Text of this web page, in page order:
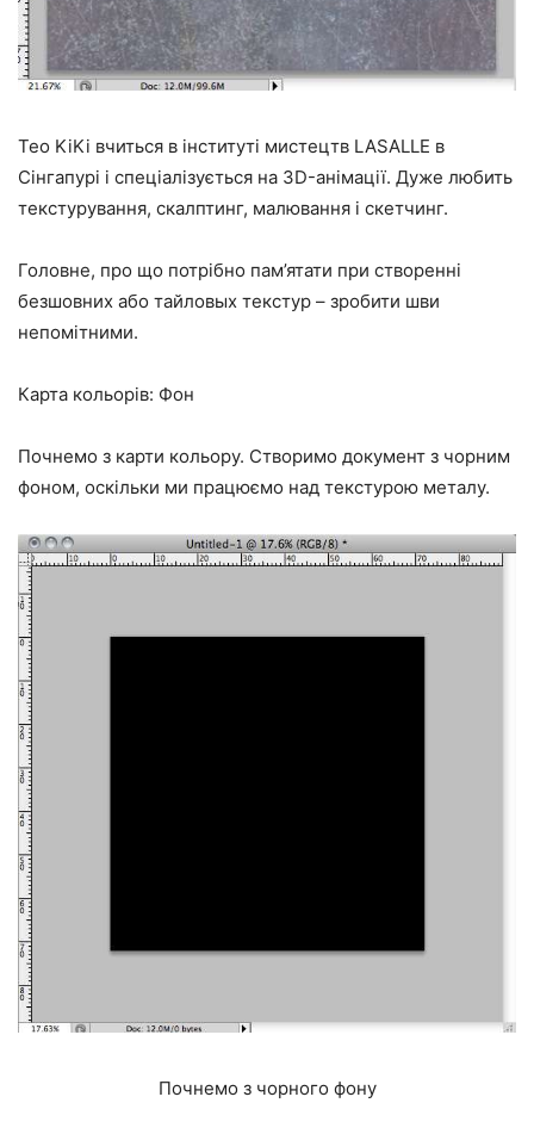
Teo KiKi вчиться в інституті мистецтв LASALLE в
Сінгапурі і спеціалізується на 3D-анімації. Дуже любить
текстурування, скалптинг, малювання і скетчинг.
Головне, про що потрібно пам’ятати при створенні
безшовних або тайловых текстур – зробити шви
непомітними.
Карта кольорів: Фон
Почнемо з карти кольору. Створимо документ з чорним
фоном, оскільки ми працюємо над текстурою металу.
Почнемо з чорного фону